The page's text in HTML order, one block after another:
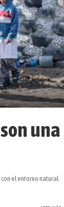
una
el entorno natural.